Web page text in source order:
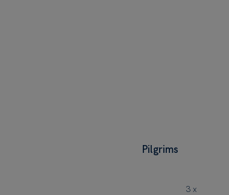
Pilgrims
3 x